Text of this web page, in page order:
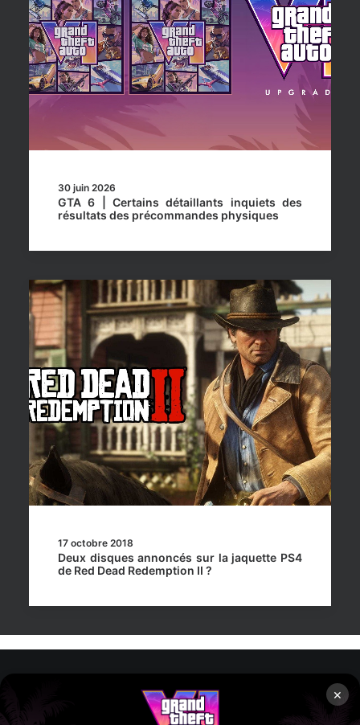
×
30 juin 2026
GTA 6 | Certains détaillants inquiets des
résultats des précommandes physiques
17 octobre 2018
Deux disques annoncés sur la jaquette PS4
de Red Dead Redemption II ?
Rockstar Mag’, Copyright © 2013-2026 – Tous droits réservés –